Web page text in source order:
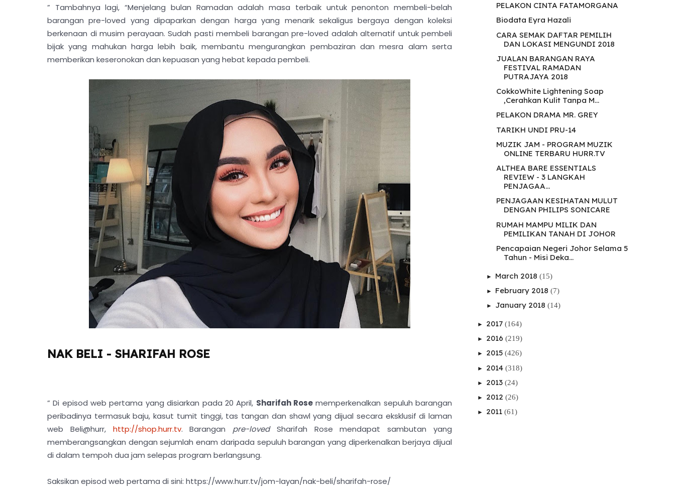
” Tambahnya lagi, “Menjelang bulan Ramadan adalah masa terbaik untuk penonton membeli-belah
barangan pre-loved yang dipaparkan dengan harga yang menarik sekaligus bergaya dengan koleksi
berkenaan di musim perayaan. Sudah pasti membeli barangan pre-loved adalah alternatif untuk pembeli
bijak yang mahukan harga lebih baik, membantu mengurangkan pembaziran dan mesra alam serta
memberikan keseronokan dan kepuasan yang hebat kepada pembeli.
NAK BELI - SHARIFAH ROSE
” Di episod web pertama yang disiarkan pada 20 April, Sharifah Rosememperkenalkan sepuluh barangan
peribadinya termasuk baju, kasut tumit tinggi, tas tangan dan shawl yang dijual secara eksklusif di laman
web Beli@hurr, http://shop.hurr.tv. Barangan pre-lovedSharifah Rose mendapat sambutan yang
memberangsangkan dengan sejumlah enam daripada sepuluh barangan yang diperkenalkan berjaya dijual
di dalam tempoh dua jam selepas program berlangsung.
Saksikan episod web pertama di sini: https://www.hurr.tv/jom-layan/nak-beli/sharifah-rose/
PELAKON CINTA FATAMORGANA
Biodata Eyra Hazali
CARA SEMAK DAFTAR PEMILIH
DAN LOKASI MENGUNDI 2018
JUALAN BARANGAN RAYA
FESTIVAL RAMADAN
PUTRAJAYA 2018
CokkoWhite Lightening Soap
,Cerahkan Kulit Tanpa M...
PELAKON DRAMA MR. GREY
TARIKH UNDI PRU-14
MUZIK JAM - PROGRAM MUZIK
ONLINE TERBARU HURR.TV
ALTHEA BARE ESSENTIALS
REVIEW - 3 LANGKAH
PENJAGAA...
PENJAGAAN KESIHATAN MULUT
DENGAN PHILIPS SONICARE
RUMAH MAMPU MILIK DAN
PEMILIKAN TANAH DI JOHOR
Pencapaian Negeri Johor Selama 5
Tahun - Misi Deka...
► March 2018 (15)
► February 2018 (7)
► January 2018 (14)
► 2017 (164)
► 2016 (219)
► 2015 (426)
► 2014 (318)
► 2013 (24)
► 2012 (26)
► 2011 (61)